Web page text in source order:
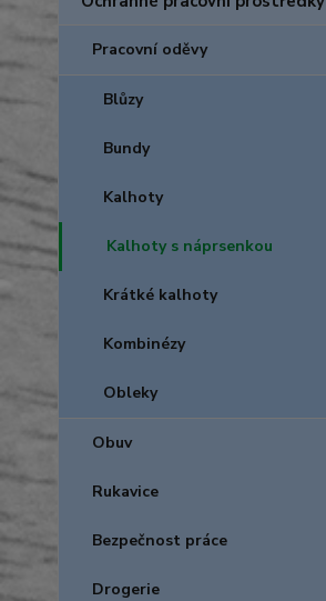
Pracovní oděvy
Blůzy
Bundy
Kalhoty
Kalhoty s náprsenkou
Krátké kalhoty
Kombinézy
Obleky
Obuv
Rukavice
Bezpečnost práce
Drogerie